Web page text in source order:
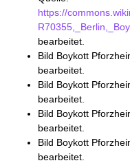
https://
bearbeitet.
Bild Boykott
bearbeitet.
Bild Boykott
bearbeitet.
Bild Boykott
bearbeitet.
Bild Boykott
bearbeitet.